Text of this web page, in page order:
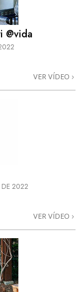
@vida
VER VÍDEO
2022
VER VÍDEO